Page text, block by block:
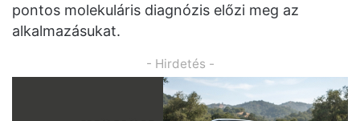
pontos molekuláris diagnózis előzi meg az
alkalmazásukat.
- Hirdetés -